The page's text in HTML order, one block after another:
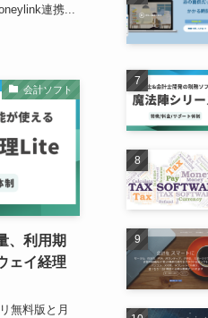
連携...
会計ソフト
、利用期
ェイ経理
無料版と月